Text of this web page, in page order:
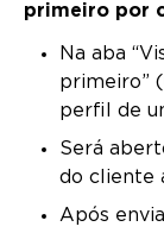
primeiro por
Na aba
primeiro”
perfil de
Será
do cliente
Após